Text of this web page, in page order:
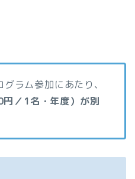
ラム参加にあたり、
円／1名・年度）が別